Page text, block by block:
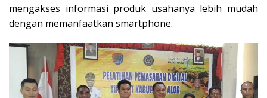
mengakses informasi produk usahanya lebih mudah
dengan memanfaatkan smartphone.